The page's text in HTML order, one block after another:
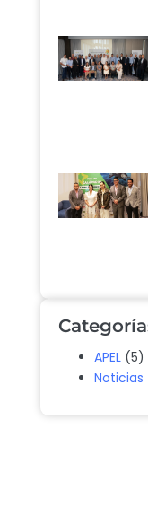
APEL (5)
Noticias